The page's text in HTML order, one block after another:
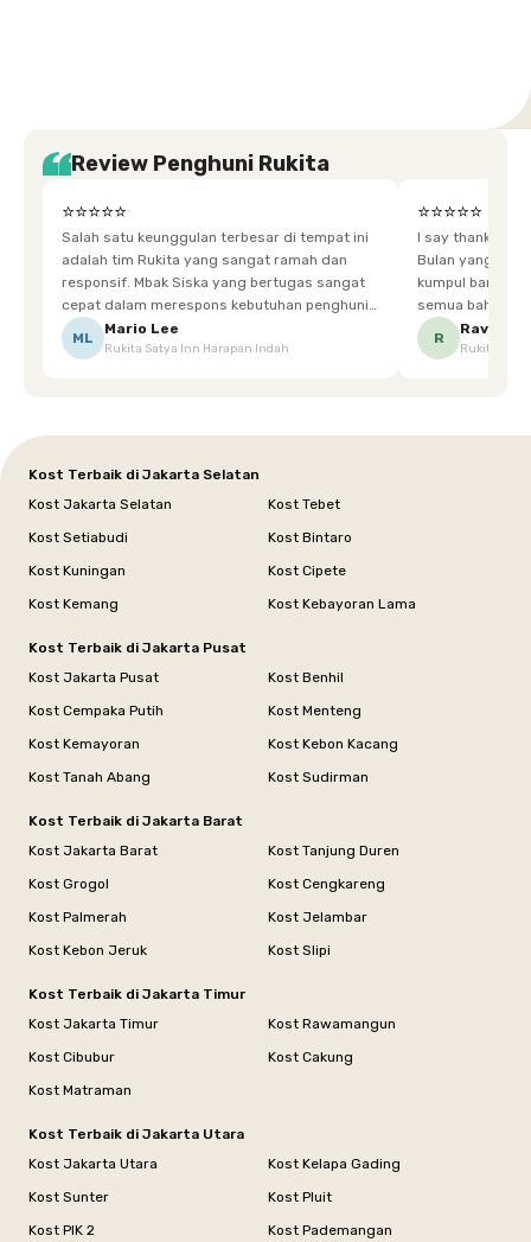
Review Penghuni Rukita
⭐⭐⭐⭐⭐
Salah satu keunggulan terbesar di tempat ini
adalah tim Rukita yang sangat ramah dan
responsif. Mbak Siska yang bertugas sangat
cepat dalam merespons kebutuhan penghuni.
Ketika saya meminta keset karena sempat
terpeleset, permintaan tersebut langsung
ML
Mario Lee
Rukita Satya Inn Harapan Indah
⭐⭐⭐⭐⭐
I say thankyou
Bulan yang super happy! banyak
kumpul bareng
semua bahagia
mgkn saran dari air aja & kebersihan lebih di
R
Ravena
Rukita
Kost Terbaik di Jakarta Selatan
Kost Jakarta Selatan
Kost Tebet
Kost Setiabudi
Kost Bintaro
Kost Kuningan
Kost Cipete
Kost Kemang
Kost Kebayoran Lama
Kost Terbaik di Jakarta Pusat
Kost Jakarta Pusat
Kost Benhil
Kost Cempaka Putih
Kost Menteng
Kost Kemayoran
Kost Kebon Kacang
Kost Tanah Abang
Kost Sudirman
Kost Terbaik di Jakarta Barat
Kost Jakarta Barat
Kost Tanjung Duren
Kost Grogol
Kost Cengkareng
Kost Palmerah
Kost Jelambar
Kost Kebon Jeruk
Kost Slipi
Kost Terbaik di Jakarta Timur
Kost Jakarta Timur
Kost Rawamangun
Kost Cibubur
Kost Cakung
Kost Matraman
Kost Terbaik di Jakarta Utara
Kost Jakarta Utara
Kost Kelapa Gading
Kost Sunter
Kost Pluit
Kost PIK 2
Kost Pademangan